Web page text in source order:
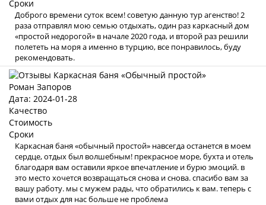
Сроки
Доброго времени суток всем! советую данную тур агенство! 2
раза отправлял мою семью отдыхать, один раз каркасный дом
«простой недорогой» в начале 2020 года, и второй раз решили
полететь на моря а именно в турцию, все понравилось, буду
рекомендовать.
Роман Запоров
Дата: 2024-01-28
Качество
Стоимость
Сроки
Каркасная баня «обычный простой» навсегда останется в моем
сердце, отдых был волшебным! прекрасное море, бухта и отель
благодаря вам оставили яркое впечатление и бурю эмоций. в
это место хочется возвращаться снова и снова. спасибо вам за
вашу работу. мы с мужем рады, что обратились к вам. теперь с
вами отдых для нас больше не проблема